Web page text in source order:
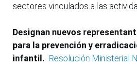
sectores vinculados a las
Designan nuevos
para la prevención y
infantil. Resolución Ministerial